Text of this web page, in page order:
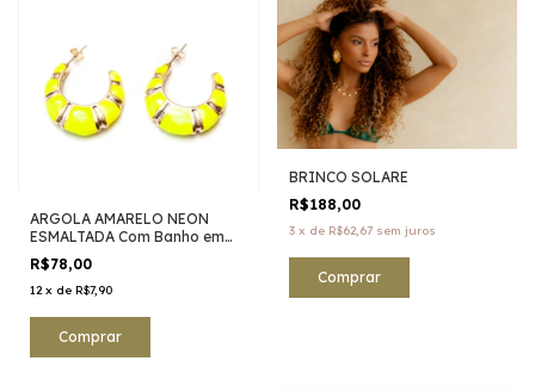
ARGOLA AMARELO NEON
ESMALTADA Com Banho em
Ouro
R$78,00
12 x de R$7,90
BRINCO SOLARE
R$188,00
3 x de R$62,67 sem juros